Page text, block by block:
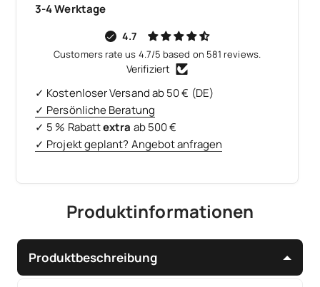
3-4 Werktage
4.7
Customers rate us 4.7/5 based on 581 reviews.
Verifiziert
✓ Kostenloser Versand ab 50 € (DE)
✓ Persönliche Beratung
✓ 5 % Rabattextra ab 500 €
✓ Projekt geplant? Angebot anfragen
Produktinformationen
Produktbeschreibung